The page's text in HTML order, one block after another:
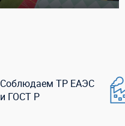
Соблюдаем ТР ЕАЭС
и ГОСТ Р